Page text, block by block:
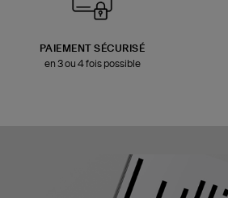
PAIEMENT SÉCURISÉ
en 3 ou 4 fois possible